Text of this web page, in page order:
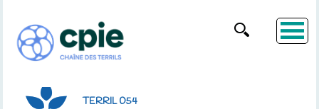
TERRIL 054